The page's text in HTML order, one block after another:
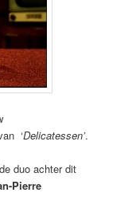
‘Delicatessen’.
duo achter dit
Pierre